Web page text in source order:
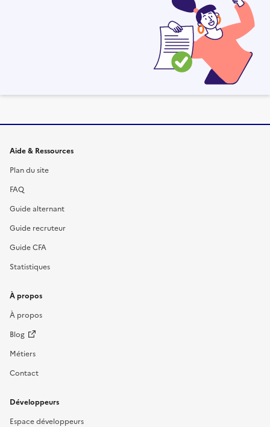
Informations et liens du site
Aide & Ressources
Plan du site
FAQ
Guide alternant
Guide recruteur
Guide CFA
Statistiques
À propos
À propos
Blog
Métiers
Contact
Développeurs
Espace développeurs